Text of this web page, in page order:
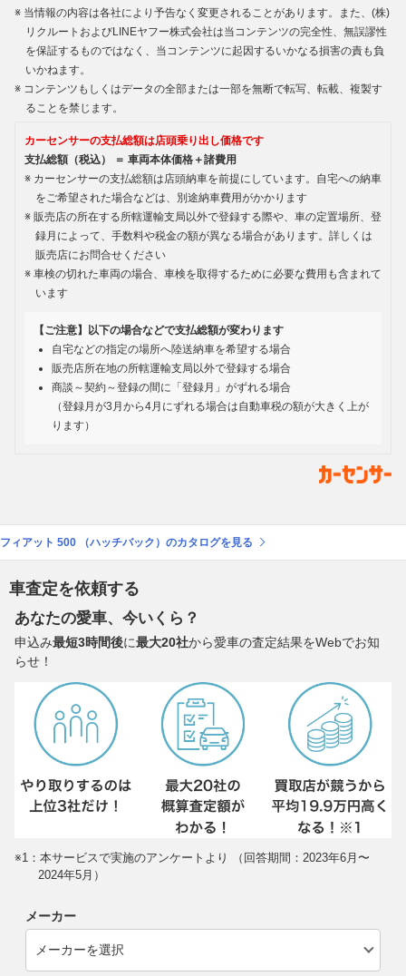
当情報の内容は各社により予告なく変更されることがあります。また、(株)
リクルートおよびLINEヤフー株式会社は当コンテンツの完全性、無誤謬性
を保証するものではなく、当コンテンツに起因するいかなる損害の責も負
いかねます。
コンテンツもしくはデータの全部または一部を無断で転写、転載、複製す
ることを禁じます。
カーセンサーの支払総額は店頭乗り出し価格です
支払総額（税込） ＝ 車両本体価格＋諸費用
カーセンサーの支払総額は店頭納車を前提にしています。自宅への納車
をご希望された場合などは、別途納車費用がかかります
販売店の所在する所轄運輸支局以外で登録する際や、車の定置場所、登
録月によって、手数料や税金の額が異なる場合があります。詳しくは
販売店にお問合せください
車検の切れた車両の場合、車検を取得するために必要な費用も含まれて
います
【ご注意】以下の場合などで支払総額が変わります
自宅などの指定の場所へ陸送納車を希望する場合
販売店所在地の所轄運輸支局以外で登録する場合
商談～契約～登録の間に「登録月」がずれる場合
（登録月が3月から4月にずれる場合は自動車税の額が大きく上が
ります）
フィアット 500 （ハッチバック）のカタログを見る
車査定を依頼する
あなたの愛車、今いくら？
申込み最短3時間後に最大20社から愛車の査定結果をWebでお知
らせ！
※1：本サービスで実施のアンケートより （回答期間：2023年6月〜
2024年5月）
メーカー